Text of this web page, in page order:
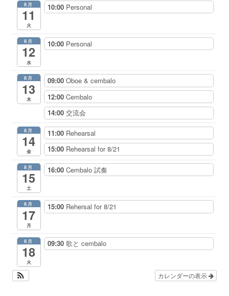
ド
バ
8月
11
火
10:00 Personal
8月
12
水
10:00 Personal
8月
13
木
09:00 Oboe & cembalo
12:00 Cembalo
14:00 交流会
8月
14
金
11:00 Rehearsal
15:00 Rehearsal for 8/21
8月
15
土
16:00 Cembalo 試奏
8月
17
月
15:00 Rehersal for 8/21
8月
18
火
09:30 歌と cembalo
カレンダーの表示